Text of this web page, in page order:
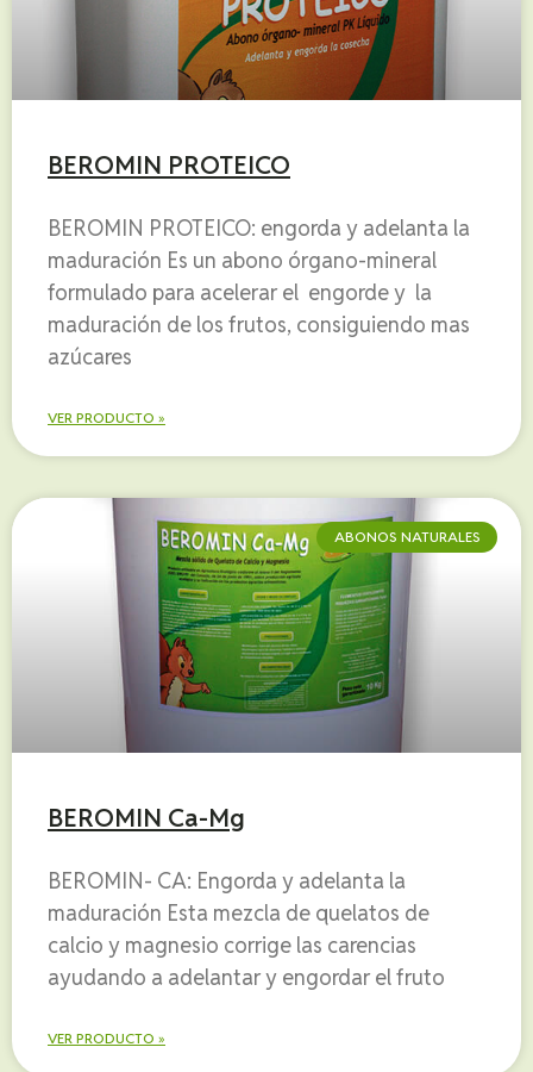
BEROMIN PROTEICO
BEROMIN PROTEICO: engorda y adelanta la
maduración Es un abono órgano-mineral
formulado para acelerar el engorde y la
maduración de los frutos, consiguiendo mas
azúcares
VER PRODUCTO »
ABONOS NATURALES
BEROMIN Ca-Mg
BEROMIN- CA: Engorda y adelanta la
maduración Esta mezcla de quelatos de
calcio y magnesio corrige las carencias
ayudando a adelantar y engordar el fruto
VER PRODUCTO »